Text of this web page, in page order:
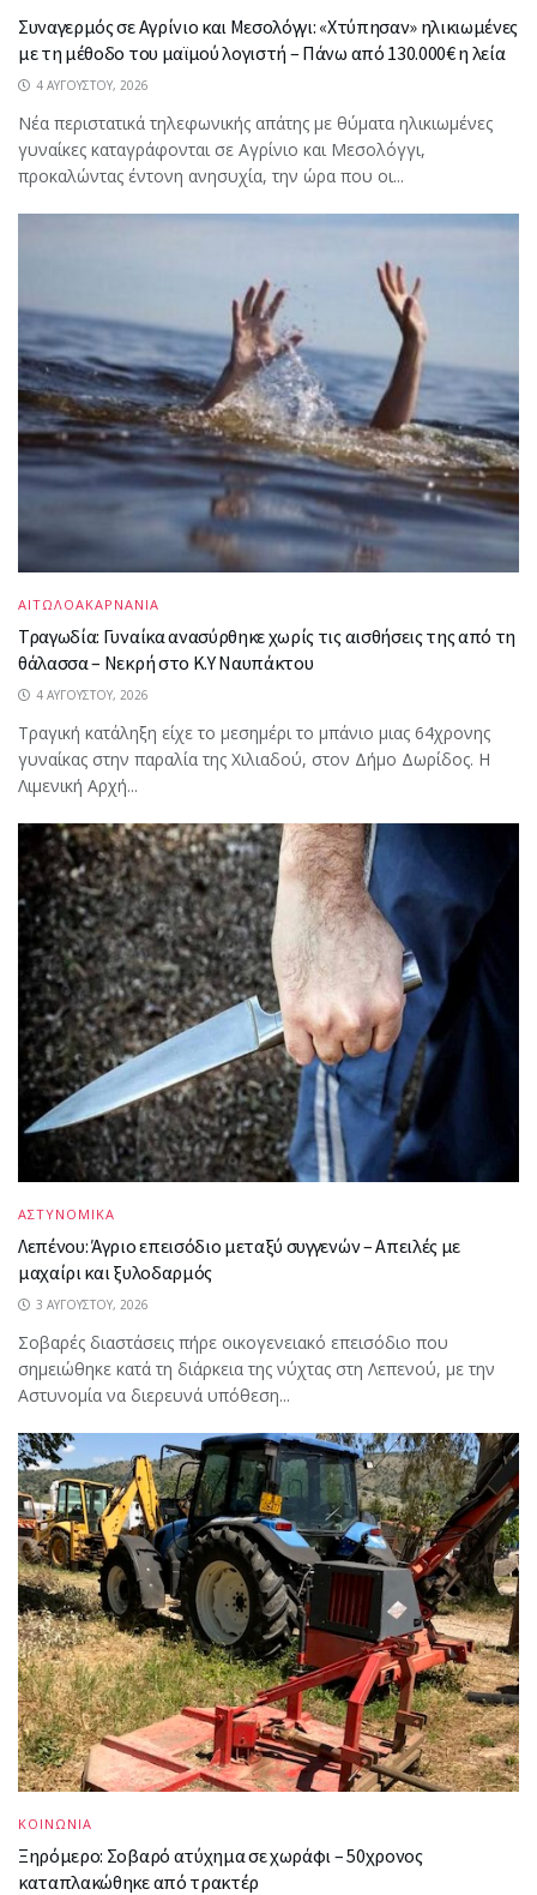
Συναγερμός σε Αγρίνιο και Μεσολόγγι: «Χτύπησαν» ηλικιωμένες
με τη μέθοδο του μαϊμού λογιστή – Πάνω από 130.000€ η λεία
4 ΑΥΓΟΎΣΤΟΥ, 2026
Νέα περιστατικά τηλεφωνικής απάτης με θύματα ηλικιωμένες
γυναίκες καταγράφονται σε Αγρίνιο και Μεσολόγγι,
προκαλώντας έντονη ανησυχία, την ώρα που οι...
ΑΙΤΩΛΟΑΚΑΡΝΑΝΙΑ
Τραγωδία: Γυναίκα ανασύρθηκε χωρίς τις αισθήσεις της από τη
θάλασσα – Νεκρή στο Κ.Υ Ναυπάκτου
4 ΑΥΓΟΎΣΤΟΥ, 2026
Τραγική κατάληξη είχε το μεσημέρι το μπάνιο μιας 64χρονης
γυναίκας στην παραλία της Χιλιαδού, στον Δήμο Δωρίδος. Η
Λιμενική Αρχή...
ΑΣΤΥΝΟΜΙΚΑ
Λεπένου: Άγριο επεισόδιο μεταξύ συγγενών – Απειλές με
μαχαίρι και ξυλοδαρμός
3 ΑΥΓΟΎΣΤΟΥ, 2026
Σοβαρές διαστάσεις πήρε οικογενειακό επεισόδιο που
σημειώθηκε κατά τη διάρκεια της νύχτας στη Λεπενού, με την
Αστυνομία να διερευνά υπόθεση...
ΚΟΙΝΩΝΙΑ
Ξηρόμερο: Σοβαρό ατύχημα σε χωράφι – 50χρονος
καταπλακώθηκε από τρακτέρ